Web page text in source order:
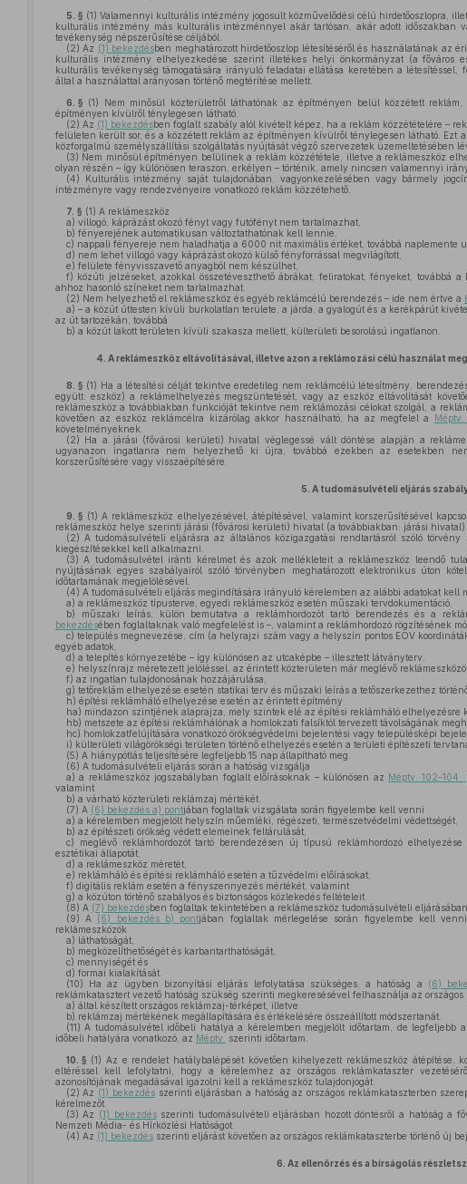
5. § (1) Valamennyi kulturális intézmény jogosult közművelődési célú hirdetőoszlopra,
kulturális intézmény más kulturális intézménnyel akár tartósan, akár adott időszakban
tevékenység népszerűsítése céljából.
(2) Az (1) bekezdésben meghatározott hirdetőoszlop létesítéséről és használatának az
kulturális intézmény elhelyezkedése szerint illetékes helyi önkormányzat (a főváros
kulturális tevékenység támogatására irányuló feladatai ellátása keretében a
által a használattal arányosan történő megtérítése mellett.
6. § (1)
Nem minősül közterületről láthatónak az építményen belül közzétett
építményen kívülről ténylegesen látható.
(2) Az (1) bekezdésben foglalt szabály alól kivételt képez, ha a reklám közzétételére –
felületen került sor, és a közzétett reklám az építményen kívülről ténylegesen látható. Ezt
közforgalmú személyszállítási szolgáltatás nyújtását végző szervezetek üzemeltetésében
(3) Nem minősül építményen belülinek a reklám közzététele, illetve a reklámeszköz
olyan részén – így különösen teraszon, erkélyen – történik, amely nincsen valamennyi
(4) Kulturális intézmény saját tulajdonában, vagyonkezelésében vagy bármely
intézményre vagy rendezvényeire vonatkozó reklám közzétehető.
7. § (1) A reklámeszköz
a) villogó, káprázást okozó fényt vagy futófényt nem tartalmazhat,
b) fényerejének automatikusan változtathatónak kell lennie,
c) nappali fényereje nem haladhatja a 6000 nit maximális értéket, továbbá naplemente
d) nem lehet villogó vagy káprázást okozó külső fényforrással megvilágított,
e) felülete fényvisszavető anyagból nem készülhet,
f) közúti jelzéseket, azokkal összetéveszthető ábrákat, feliratokat, fényeket, továbbá
ahhoz hasonló színeket nem tartalmazhat.
(2) Nem helyezhető el reklámeszköz és egyéb reklámcélú berendezés – ide nem értve a
a) – a közút úttesten kívüli burkolatlan területe, a járda, a gyalogút és a kerékpárút
az út tartozékán, továbbá
b) a közút lakott területen kívüli szakasza mellett, külterületi besorolású ingatlanon.
4. A reklámeszköz eltávolításával, illetve azon a reklámozási célú használat
8. § (1) Ha a létesítési célját tekintve eredetileg nem reklámcélú létesítmény,
együtt: eszköz) a reklámelhelyezés megszüntetését, vagy az eszköz eltávolítását
reklámeszköz a továbbiakban funkcióját tekintve nem reklámozási célokat szolgál, a
követően az eszköz reklámcélra kizárólag akkor használható, ha az megfelel a
követelményeknek.
(2) Ha a járási (fővárosi kerületi) hivatal véglegessé vált döntése alapján a
ugyanazon ingatlanra nem helyezhető ki újra, továbbá ezekben az esetekben
korszerűsítésére vagy visszaépítésére.
5. A tudomásulvételi eljárás
9. § (1) A reklámeszköz elhelyezésével, átépítésével, valamint korszerűsítésével
reklámeszköz helye szerinti járási (fővárosi kerületi) hivatal (a továbbiakban: járási hivatal)
(2) A tudomásulvételi eljárásra az általános közigazgatási rendtartásról szóló
kiegészítésekkel kell alkalmazni.
(3) A tudomásulvétel iránti kérelmet és azok mellékleteit a reklámeszköz leendő
nyújtásának egyes szabályairól szóló törvényben meghatározott elektronikus úton
időtartamának megjelölésével.
(4) A tudomásulvételi eljárás megindítására irányuló kérelemben az alábbi adatokat kell
a) a reklámeszköz típusterve, egyedi reklámeszköz esetén műszaki tervdokumentáció,
b) műszaki leírás, külön bemutatva a reklámhordozót tartó berendezés és a
bekezdésében foglaltaknak való megfelelést is –, valamint a reklámhordozó rögzítésének
c) település megnevezése, cím (a helyrajzi szám vagy a helyszín pontos EOV
egyéb adatok,
d) a telepítés környezetébe – így különösen az utcaképbe – illesztett látványterv,
e) helyszínrajz méretezett jelöléssel, az érintett közterületen már meglévő
f) az ingatlan tulajdonosának hozzájárulása,
g) tetőreklám elhelyezése esetén statikai terv és műszaki leírás a tetőszerkezethez
h) építési reklámháló elhelyezése esetén az érintett építmény
ha) mindazon szintjének alaprajza, mely szintek elé az építési reklámháló elhelyezésre
hb) metszete az építési reklámhálónak a homlokzati falsíktól tervezett távolságának
hc) homlokzatfelújítására vonatkozó örökségvédelmi bejelentési vagy településképi
i) külterületi világörökségi területen történő elhelyezés esetén a területi építészeti
(5) A hiánypótlás teljesítésére legfeljebb 15 nap állapítható meg.
(6) A tudomásulvételi eljárás során a hatóság vizsgálja
a) a reklámeszköz jogszabályban foglalt előírásoknak – különösen az Méptv. 102–104.
valamint
b) a várható közterületi reklámzaj mértékét.
(7) A (6) bekezdés a) pontjában foglaltak vizsgálata során figyelembe kell venni
a) a kérelemben megjelölt helyszín műemléki, régészeti, természetvédelmi védettségét,
b) az építészeti örökség védett elemeinek feltárulását,
c) meglévő reklámhordozót tartó berendezésen új típusú reklámhordozó
esztétikai állapotát,
d) a reklámeszköz méretét,
e) reklámháló és építési reklámháló esetén a tűzvédelmi előírásokat,
f) digitális reklám esetén a fényszennyezés mértékét, valamint
g) a közúton történő szabályos és biztonságos közlekedés feltételeit.
(8) A (7) bekezdésben foglaltak tekintetében a reklámeszköz tudomásulvételi
(9) A (6) bekezdés b) pontjában foglaltak mérlegelése során figyelembe kell
reklámeszközök
a) láthatóságát,
b) megközelíthetőségét és karbantarthatóságát,
c) mennyiségét és
d) formai kialakítását.
(10) Ha az ügyben bizonyítási eljárás lefolytatása szükséges, a hatóság a (6)
reklámkatasztert vezető hatóság szükség szerinti megkeresésével felhasználja az országos
a) által készített országos reklámzaj-térképet, illetve
b) reklámzaj mértékének megállapítására és értékelésére összeállított módszertanát.
(11) A tudomásulvétel időbeli hatálya a kérelemben megjelölt időtartam, de legfeljebb
időbeli hatályára vonatkozó, az Méptv.
szerinti időtartam.
10. § (1) Az e rendelet hatálybalépését követően kihelyezett reklámeszköz átépítése,
eltéréssel kell lefolytatni, hogy a kérelemhez az országos reklámkataszter
azonosítójának megadásával igazolni kell a reklámeszköz tulajdonjogát.
(2) Az (1) bekezdésszerinti eljárásban a hatóság az országos reklámkataszterben
kérelmezőt.
(3) Az (1) bekezdésszerinti tudomásulvételi eljárásban hozott döntésről a hatóság a
Nemzeti Média- és Hírközlési Hatóságot.
(4) Az (1) bekezdésszerinti eljárást követően az országos reklámkataszterbe történő új
6. Az ellenőrzés és a bírságolás